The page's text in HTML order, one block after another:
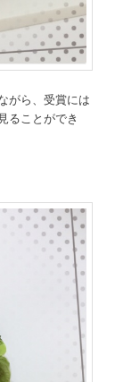
がら、受賞には
ることができ